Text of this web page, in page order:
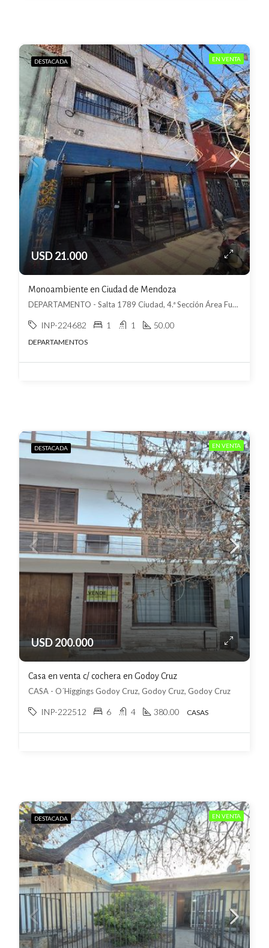
DESTACADA EN VENTA
USD 21.000
Monoambiente en Ciudad de Mendoza
DEPARTAMENTO - Salta 1789 Ciudad, 4.ª Sección Área Fundacional, Mendoza
INP-224682 1 1 50.00
DEPARTAMENTOS
DESTACADA EN VENTA
USD 200.000
Casa en venta c/ cochera en Godoy Cruz
CASA - O´Higgings Godoy Cruz, Godoy Cruz, Godoy Cruz
INP-222512 6 4 380.00 CASAS
DESTACADA EN VENTA